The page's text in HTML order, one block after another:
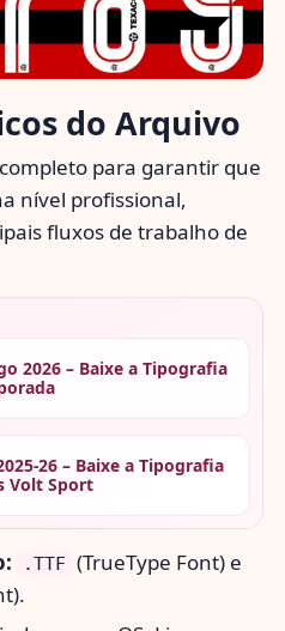
do Arquivo
para garantir que
nível profissional,
fluxos de trabalho de
2026 – Baixe a Tipografia
26 – Baixe a Tipografia
Volt Sport
.TTF (TrueType Font) e